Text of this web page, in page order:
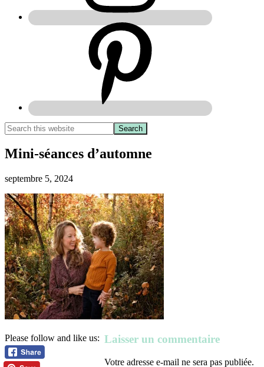
Mini-séances d’automne
septembre 5, 2024
Please follow and like us: Laisser un commentaire
Votre adresse e-mail ne sera pas publiée.